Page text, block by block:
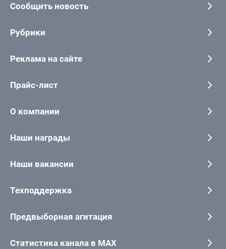
Сообщить новость
Рубрики
Реклама на сайте
Прайс-лист
О компании
Наши награды
Наши вакансии
Техподдержка
Предвыборная агитация
Статистика канала в MAX